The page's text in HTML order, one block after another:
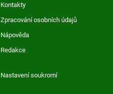
Kontakty
Zpracování osobních údajů
Nápověda
Redakce
Nastavení soukromí